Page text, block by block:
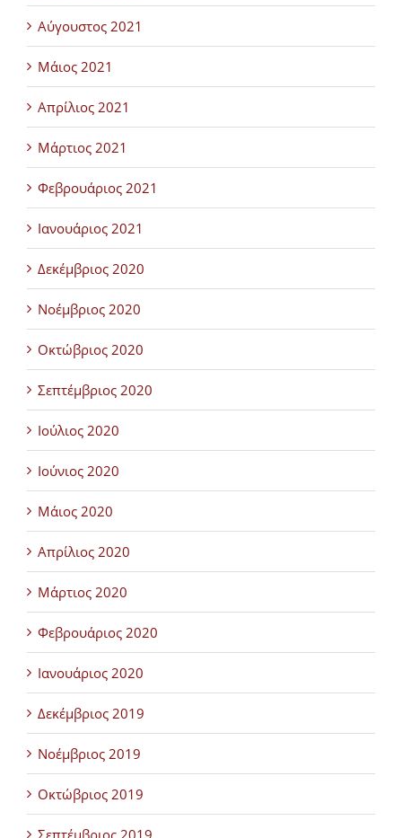
Αύγουστος 2021
Μάιος 2021
Απρίλιος 2021
Μάρτιος 2021
Φεβρουάριος 2021
Ιανουάριος 2021
Δεκέμβριος 2020
Νοέμβριος 2020
Οκτώβριος 2020
Σεπτέμβριος 2020
Ιούλιος 2020
Ιούνιος 2020
Μάιος 2020
Απρίλιος 2020
Μάρτιος 2020
Φεβρουάριος 2020
Ιανουάριος 2020
Δεκέμβριος 2019
Νοέμβριος 2019
Οκτώβριος 2019